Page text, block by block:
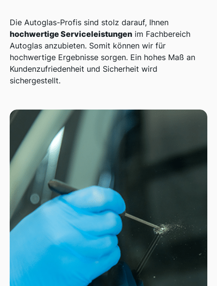
Die Autoglas-Profis sind stolz darauf, Ihnen
hochwertige Serviceleistungen im Fachbereich
Autoglas anzubieten. Somit können wir für
hochwertige Ergebnisse sorgen. Ein hohes Maß an
Kundenzufriedenheit und Sicherheit wird
sichergestellt.